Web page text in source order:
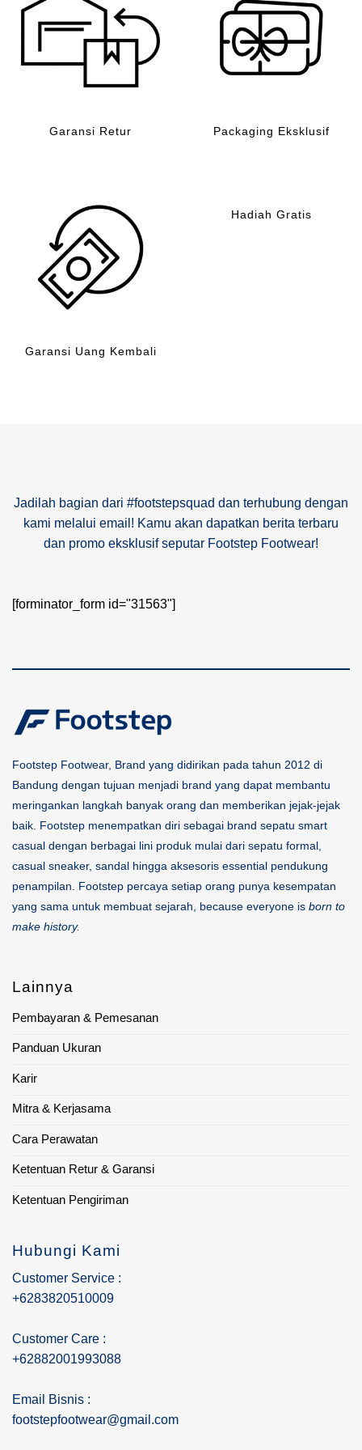
Garansi Retur Packaging Eksklusif
Garansi Uang Kembali
Hadiah Gratis
Jadilah bagian dari #footstepsquad dan terhubung dengan
kami melalui email! Kamu akan dapatkan berita terbaru
dan promo eksklusif seputar Footstep Footwear!
[forminator_form id="31563"]
Footstep Footwear, Brand yang didirikan pada tahun 2012 di
Bandung dengan tujuan menjadi brand yang dapat membantu
meringankan langkah banyak orang dan memberikan jejak-jejak
baik. Footstep menempatkan diri sebagai brand sepatu smart
casual dengan berbagai lini produk mulai dari sepatu formal,
casual sneaker, sandal hingga aksesoris essential pendukung
penampilan. Footstep percaya setiap orang punya kesempatan
yang sama untuk membuat sejarah, because everyone is born to
make history.
Lainnya
Pembayaran & Pemesanan
Panduan Ukuran
Karir
Mitra & Kerjasama
Cara Perawatan
Ketentuan Retur & Garansi
Ketentuan Pengiriman
Hubungi Kami
Customer Service :
+6283820510009
Customer Care :
+62882001993088
Email Bisnis :
footstepfootwear@gmail.com